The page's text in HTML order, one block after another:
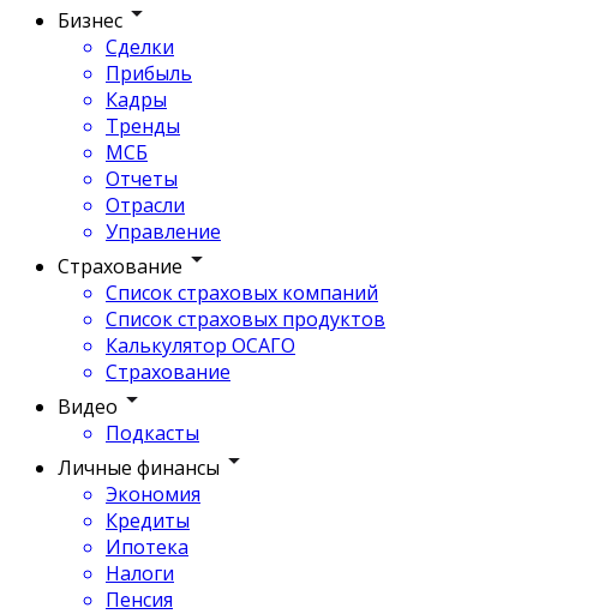
Бизнес
Сделки
Прибыль
Кадры
Тренды
МСБ
Отчеты
Отрасли
Управление
Страхование
Список страховых компаний
Список страховых продуктов
Калькулятор ОСАГО
Страхование
Видео
Подкасты
Личные финансы
Экономия
Кредиты
Ипотека
Налоги
Пенсия